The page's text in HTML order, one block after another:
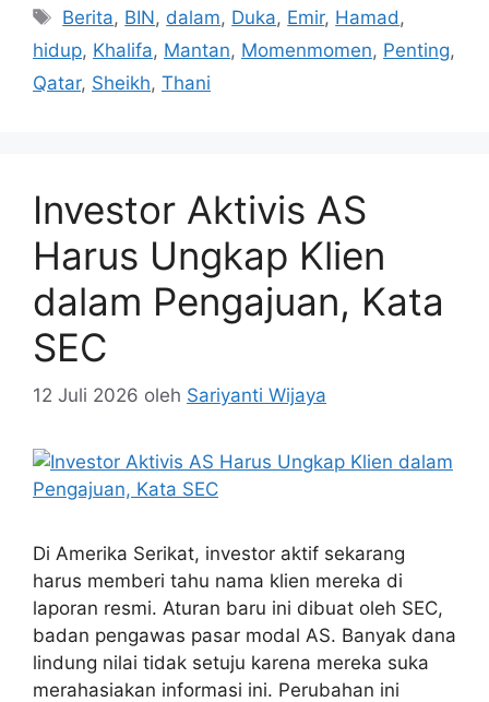
Tag
Berita, BIN, dalam, Duka, Emir, Hamad ,
hidup, Khalifa, Mantan, Momenmomen, Penting,
Qatar, Sheikh, Thani
Investor Aktivis AS
Harus Ungkap Klien
dalam Pengajuan, Kata
SEC
12 Juli 2026 oleh Sariyanti Wijaya
Di Amerika Serikat, investor aktif sekarang
harus memberi tahu nama klien mereka di
laporan resmi. Aturan baru ini dibuat oleh SEC,
badan pengawas pasar modal AS. Banyak dana
lindung nilai tidak setuju karena mereka suka
merahasiakan informasi ini. Perubahan ini